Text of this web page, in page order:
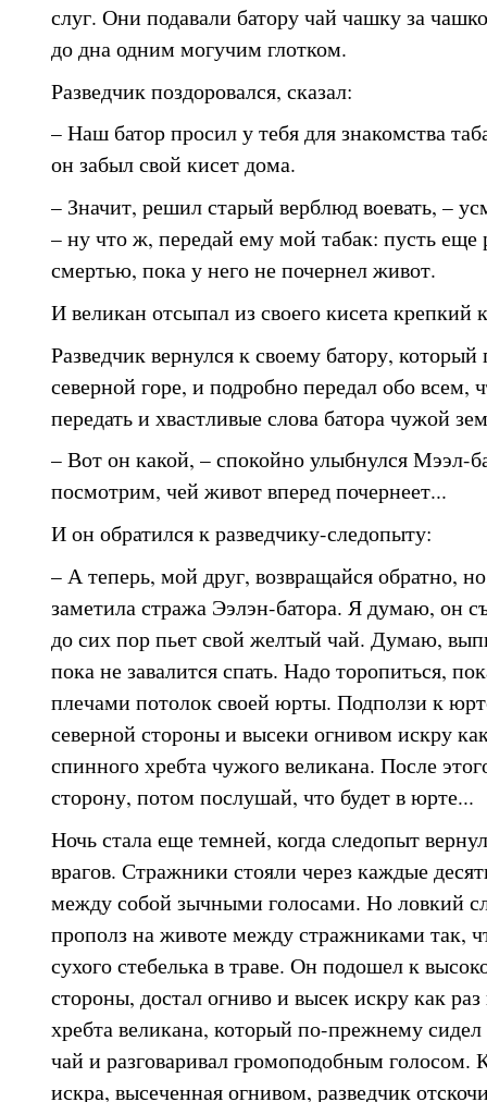
слуг. Они подавали батору чай чашку за
до дна одним могучим глотком.
Разведчик поздоровался, сказал:
– Наш батор просил у тебя для знакомства
он забыл свой кисет дома.
– Значит, решил старый верблюд воевать, –
– ну что ж, передай ему мой табак: пусть еще
смертью, пока у него не почернел живот.
И великан отсыпал из своего кисета крепкий
Разведчик вернулся к своему батору,
северной горе, и подробно передал обо всем,
передать и хвастливые слова батора чужой
– Вот он какой, – спокойно улыбнулся Мээл-
посмотрим, чей живот вперед почернеет...
И он обратился к разведчику-следопыту:
– А теперь, мой друг, возвращайся обратно,
заметила стража Ээлэн-батора. Я думаю, он
до сих пор пьет свой желтый чай. Думаю,
пока не завалится спать. Надо торопиться,
плечами потолок своей юрты. Подползи к
северной стороны и высеки огнивом искру
спинного хребта чужого великана. После
сторону, потом послушай, что будет в юрте...
Ночь стала еще темней, когда следопыт
врагов. Стражники стояли через каждые
между собой зычными голосами. Но ловкий
прополз на животе между стражниками так,
сухого стебелька в траве. Он подошел к
стороны, достал огниво и высек искру как
хребта великана, который по-прежнему сидел
чай и разговаривал громоподобным голосом.
искра, высеченная огнивом, разведчик